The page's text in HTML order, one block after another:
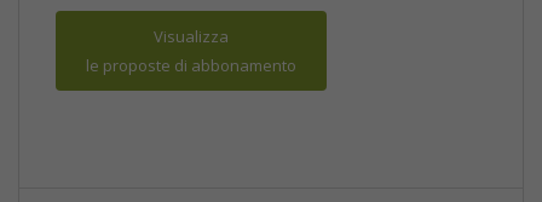
Visualizza
le proposte di abbonamento